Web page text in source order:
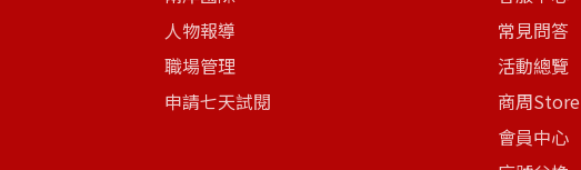
人物報導
職場管理
申請七天試閱
常見問答
活動總覽
商周Store
會員中心